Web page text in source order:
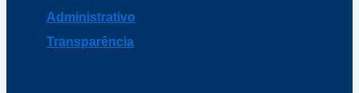
Administrativo
Transparência